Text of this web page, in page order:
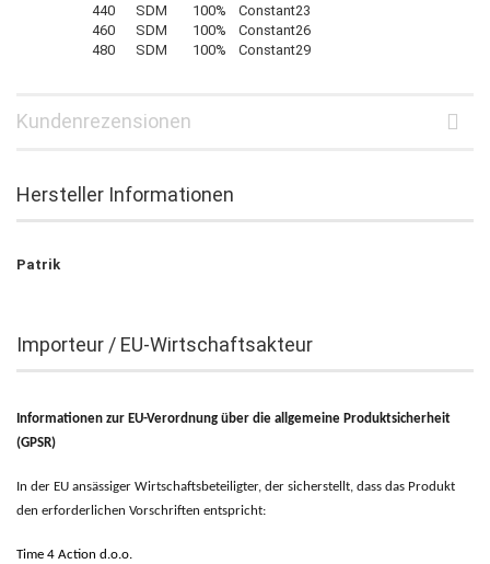
440
SDM 100% Constant23
460
SDM 100% Constant26
480
SDM 100% Constant29
Kundenrezensionen
Hersteller Informationen
Patrik
Importeur / EU-Wirtschaftsakteur
Informationen zur EU-Verordnung über die allgemeine Produktsicherheit
(GPSR)
In der EU ansässiger Wirtschaftsbeteiligter, der sicherstellt, dass das Produkt
den erforderlichen Vorschriften entspricht:
Time 4 Action d.o.o.